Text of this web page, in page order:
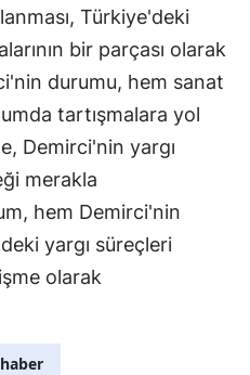
Şanlıurfa
Uşak
Van
Zonguldak
Türkiye'deki
bir parçası olarak
durumu, hem sanat
tartışmalara yol
Demirci'nin yargı
merakla
hem Demirci'nin
yargı süreçleri
olarak